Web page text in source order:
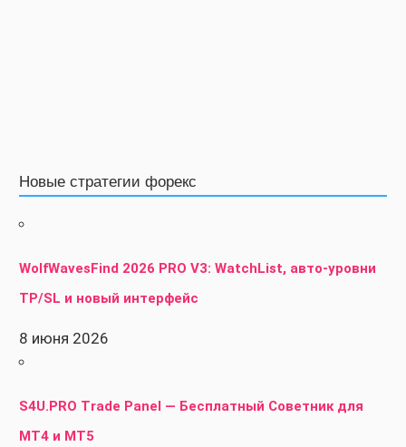
Новые стратегии форекс
WolfWavesFind 2026 PRO V3: WatchList, авто-уровни
TP/SL и новый интерфейс
8 июня 2026
S4U.PRO Trade Panel — Бесплатный Советник для
MT4 и MT5